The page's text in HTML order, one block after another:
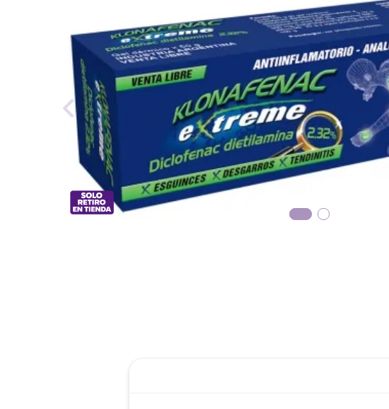
agua micelar
corrector
mascara pestañas
retinol
tintura